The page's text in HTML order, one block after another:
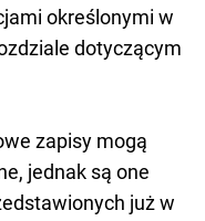
określonymi w
dotyczącym
zapisy mogą
jednak są one
już w